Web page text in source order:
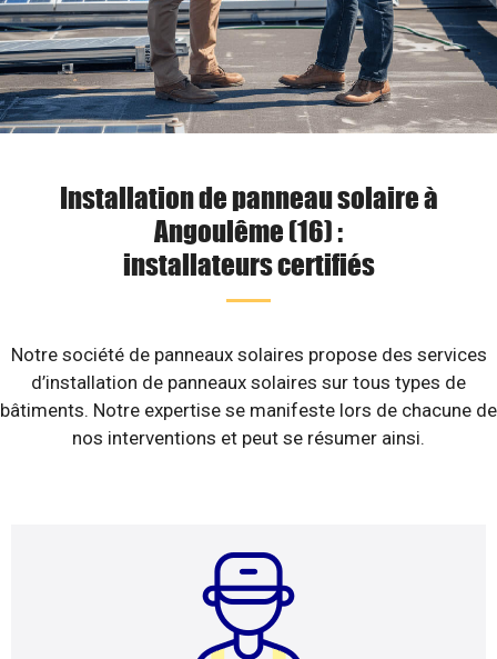
Installation de panneau solaire à
Angoulême (16) :
installateurs certifiés
Notre société de panneaux solaires propose des services
d’installation de panneaux solaires sur tous types de
bâtiments. Notre expertise se manifeste lors de chacune de
nos interventions et peut se résumer ainsi.